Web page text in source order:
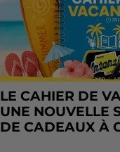
LE CAHIER DE
UNE NOUVELLE
DE CADEAUX À